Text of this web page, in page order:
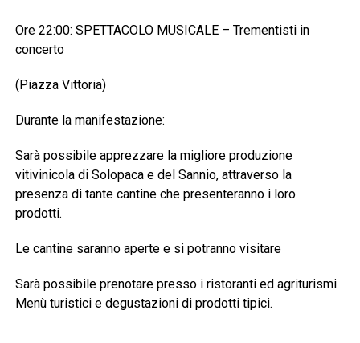
Ore 22:00: SPETTACOLO MUSICALE – Trementisti in
concerto
(Piazza Vittoria)
Durante la manifestazione:
Sarà possibile apprezzare la migliore produzione
vitivinicola di Solopaca e del Sannio, attraverso la
presenza di tante cantine che presenteranno i loro
prodotti.
Le cantine saranno aperte e si potranno visitare
Sarà possibile prenotare presso i ristoranti ed agriturismi
Menù turistici e degustazioni di prodotti tipici.